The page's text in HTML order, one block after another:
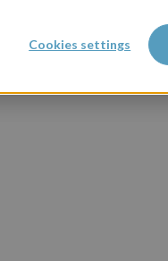
Cookies settings